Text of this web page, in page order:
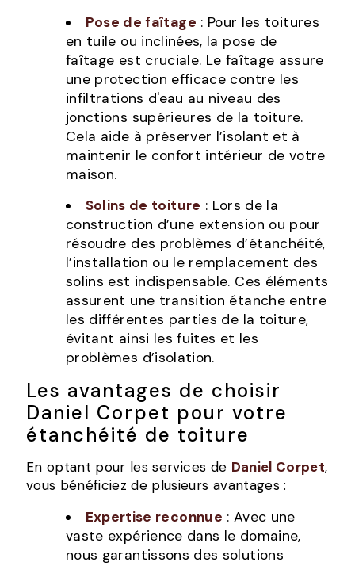
Pose de faîtage : Pour les toitures
en tuile ou inclinées, la pose de
faîtage est cruciale. Le faîtage assure
une protection efficace contre les
infiltrations d'eau au niveau des
jonctions supérieures de la toiture.
Cela aide à préserver l’isolant et à
maintenir le confort intérieur de votre
maison.
Solins de toiture : Lors de la
construction d’une extension ou pour
résoudre des problèmes d’étanchéité,
l’installation ou le remplacement des
solins est indispensable. Ces éléments
assurent une transition étanche entre
les différentes parties de la toiture,
évitant ainsi les fuites et les
problèmes d’isolation.
Les avantages de choisir
Daniel Corpet pour votre
étanchéité de toiture
En optant pour les services de Daniel Corpet,
vous bénéficiez de plusieurs avantages :
Expertise reconnue : Avec une
vaste expérience dans le domaine,
nous garantissons des solutions